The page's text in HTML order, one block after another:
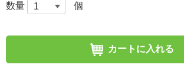
数量 個
カートに入れる